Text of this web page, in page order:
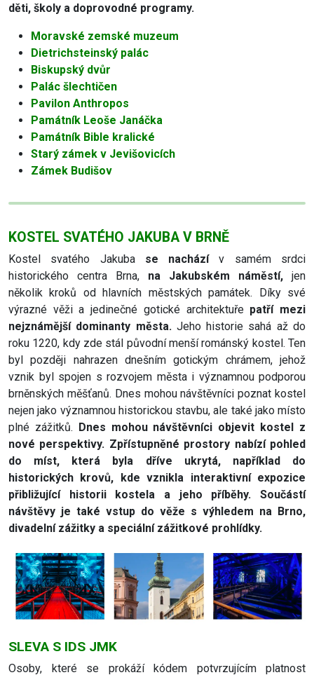
děti, školy a doprovodné programy.
Moravské zemské muzeum
Dietrichsteinský palác
Biskupský dvůr
Palác šlechtičen
Pavilon Anthropos
Památník Leoše Janáčka
Památník Bible kralické
Starý zámek v Jevišovicích
Zámek Budišov
KOSTEL SVATÉHO JAKUBA V BRNĚ
Kostel svatého Jakuba se nacházív samém srdci
historického centra Brna, na Jakubském náměstí, jen
několik kroků od hlavních městských památek. Díky své
výrazné věži a jedinečné gotické architektuře patří mezi
nejznámější dominanty města. Jeho historie sahá až do
roku 1220, kdy zde stál původní menší románský kostel. Ten
byl později nahrazen dnešním gotickým chrámem, jehož
vznik byl spojen s rozvojem města i významnou podporou
brněnských měšťanů. Dnes mohou návštěvníci poznat kostel
nejen jako významnou historickou stavbu, ale také jako místo
plné zážitků. Dnes mohou návštěvníci objevit kostel z
nové perspektivy. Zpřístupněné prostory nabízí pohled
do míst, která byla dříve ukrytá, například do
historických krovů, kde vznikla interaktivní expozice
přibližující historii kostela a jeho příběhy. Součástí
návštěvy je také vstup do věže s výhledem na Brno,
divadelní zážitky a speciální zážitkové prohlídky.
SLEVA S IDS JMK
Osoby, které se prokáží kódem potvrzujícím platnost